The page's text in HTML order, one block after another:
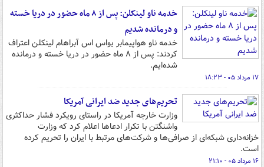
خدمه ناو لینکلن: پس از ۸ ماه حضور در دریا خسته
و درمانده‌ شدیم
خدمه ناو هواپیمابر یواس اس آبراهام لینکلن اعتراف
کردند: پس از ۸ ماه حضور در دریا خسته‌ و درمانده
شده‌ایم.
۱۷ مرداد ۰۵ - ۱۸:۲۳
تحریم‌های جدید ضد ایرانی آمریکا
وزارت خارجه آمریکا در راستای رویکرد فشار حداکثری
واشنگتن با تکرار ادعاها اعلام کرد که وزارت
خزانه‌داری شبکه‌ای از صرافی‌ها و شرکت‌های مرتبط با ایران را تحریم کرده
است.
۱۶ مرداد ۰۵ - ۲۱:۱۰